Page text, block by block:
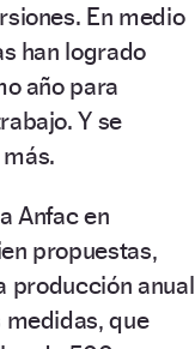
En medio
han logrado
año para
Y se
Anfac en
propuestas,
producción anual
medidas, que